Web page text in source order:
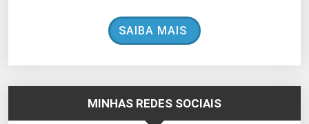
SAIBA MAIS
MINHAS REDES SOCIAIS